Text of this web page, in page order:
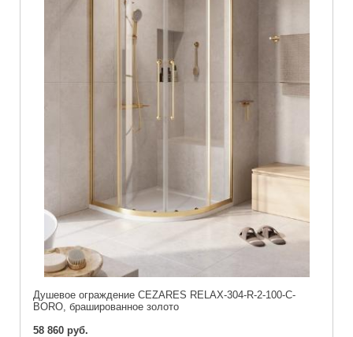
Душевое ограждение CEZARES RELAX-304-R-2-100-C-
BORO, брашированное золото
58 860 руб.